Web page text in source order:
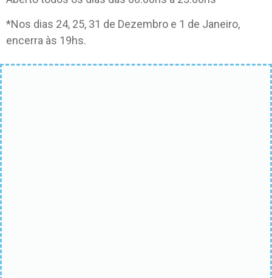
*Nos dias 24, 25, 31 de Dezembro e 1 de Janeiro,
encerra às 19hs.